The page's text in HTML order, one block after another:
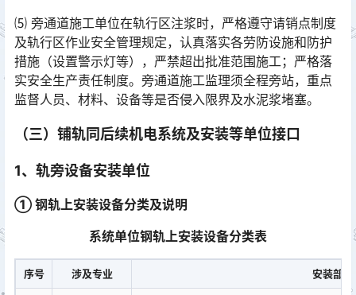
⑸ 旁通道施工单位在轨行区注浆时，严格遵守请销点制度
及轨行区作业安全管理规定，认真落实各劳防设施和防护
措施（设置警示灯等），严禁超出批准范围施工；严格落
实安全生产责任制度。旁通道施工监理须全程旁站，重点
监督人员、材料、设备等是否侵入限界及水泥浆堵塞。󠅅󠅃󠄵󠅂󠄪󠇖󠆨󠆨󠇕󠆞󠆒󠅬󠇘󠆭󠆘󠇙󠆝󠅵󠇗󠆭󠆁󠄐󠇗󠅹󠅸󠇖󠆍󠅳󠇖󠅹󠅰󠇖󠆌󠅹
（三）铺轨同后续机电系统及安装等单位接口
1、轨旁设备安装单位
① 钢轨上安装设备分类及说明
系统单位钢轨上安装设备分类表
序号 涉及专业 安装部件